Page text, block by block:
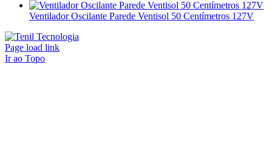
Ventilador Oscilante Parede Ventisol 50 Centímetros 127V
Page load link
Ir ao Topo